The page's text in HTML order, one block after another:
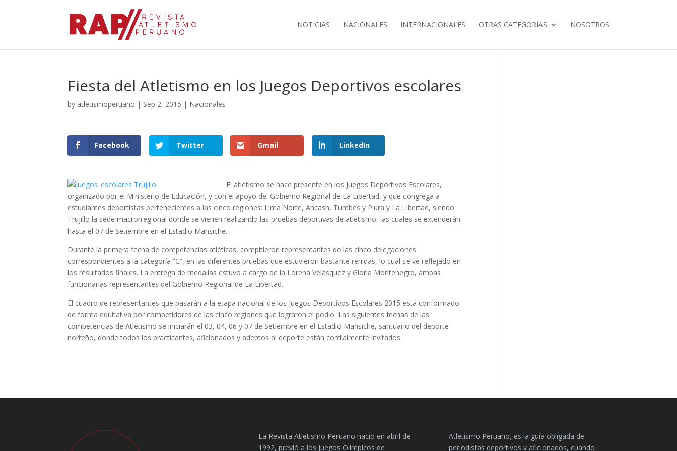
NOTICIAS NACIONALES INTERNACIONALES OTRAS CATEGORÍAS NOSOTROS
Fiesta del Atletismo en los Juegos Deportivos escolares
by atletismoperuano | Sep 2, 2015 | Nacionales
Facebook Twitter Gmail LinkedIn
El atletismo se hace presente en los Juegos Deportivos Escolares,
organizado por el Ministerio de Educación, y con el apoyo del Gobierno Regional de La Libertad, y que congrega a
estudiantes deportistas pertenecientes a las cinco regiones: Lima Norte, Ancash, Tumbes y Piura y La Libertad, siendo
Trujillo la sede macrorregional donde se vienen realizando las pruebas deportivas de atletismo, las cuales se extenderán
hasta el 07 de Setiembre en el Estadio Mansiche.
Durante la primera fecha de competencias atléticas, compitieron representantes de las cinco delegaciones
correspondientes a la categoría “C”, en las diferentes pruebas que estuvieron bastante reñidas, lo cual se ve reflejado en
los resultados finales. La entrega de medallas estuvo a cargo de la Lorena Velásquez y Gloria Montenegro, ambas
funcionarias representantes del Gobierno Regional de La Libertad.
El cuadro de representantes que pasarán a la etapa nacional de los Juegos Deportivos Escolares 2015 está conformado
de forma equitativa por competidores de las cinco regiones que lograron el podio. Las siguientes fechas de las
competencias de Atletismo se iniciarán el 03, 04, 06 y 07 de Setiembre en el Estadio Mansiche, santuario del deporte
norteño, donde todos los practicantes, aficionados y adeptos al deporte están cordialmente invitados.
La Revista Atletismo Peruano nació en abril de
1992, previó a los Juegos Olímpicos de
Atletismo Peruano, es la guía obligada de
periodistas deportivos y aficionados, cuando